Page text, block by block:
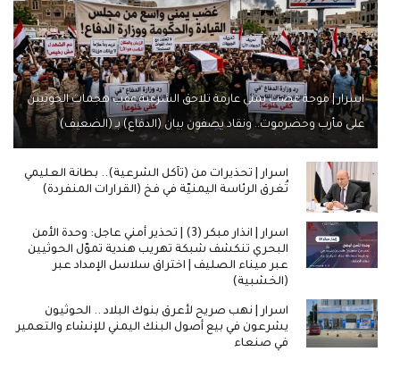
اسرار | موجة غضب يمني عارمة تلاحق الشرعية عقب هجمات الحوثيين
على مأرب وحضرموت.. ونقاد يصفون بيان (الدفاع) بـ (الضعيف)
اسرار | تحذيرات من (تآكل الشرعية).. بطانة العليمي
تُغرق الرئاسة اليمنيّة في فخ (القرارات المنفردة)
اسرار | انذار مبكر (3) | تحذير أمني عاجل: وحدة الأمن
البحري تنكشف شبكة تهريب هندية تموّل الحوثيين
عبر ميناء الصليف | اختراق سلاسل الإمداد عبر
(الخشبية)
اسرار | نهب صريح لأعرق بنوك البلاد .. الحوثيون
يشرعون في بيع أصول البنك اليمني للإنشاء والتعمير
في صنعاء